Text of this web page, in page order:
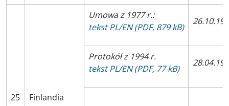
25 Finlandia
Umowa z 1977 r.:
tekst PL/EN (PDF, 879 kB)
Protokół z 1994 r.
tekst PL/EN (PDF, 77 kB)